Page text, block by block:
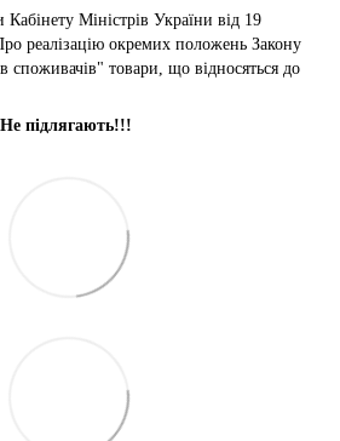
Міністрів України від 19
реалізацію окремих положень Закону
споживачів" товари, що відносяться до
підлягають!!!